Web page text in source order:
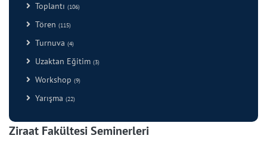
Toplantı (106)
Tören (115)
Turnuva (4)
Uzaktan Eğitim (3)
Workshop (9)
Yarışma (22)
Ziraat Fakültesi Seminerleri